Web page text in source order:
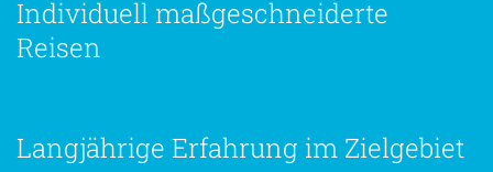
Individuell maßgeschneiderte
Reisen
Langjährige Erfahrung im Zielgebiet